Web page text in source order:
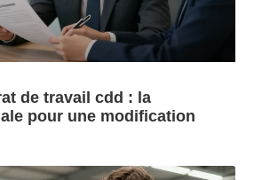
de travail cdd : la
pour une modification